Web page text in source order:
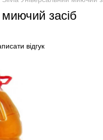
засіб
відгук